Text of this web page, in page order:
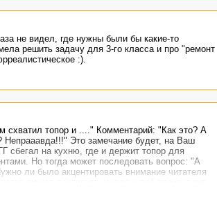
не видел, где нужны были бы какие-то
решить задачу для 3-го класса и про "ремонт
:).
топор и ...." Комментарий: "Как это? А
Непрааавда!!!" Это замечание будет, на Ваш
сбегал на кухню, где и держит топор для
Но тогда может последовать вопрос: "А
ли было акцентировать внимание читателя
ящика с инструментами, который у него
а другое место найти было трудно."